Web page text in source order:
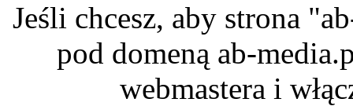
Jeśli chcesz, aby strona
pod domeną ab-
webmastera i